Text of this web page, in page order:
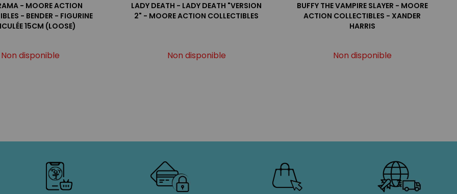
- MOORE ACTION
- BENDER - FIGURINE
15CM (LOOSE)
Non disponible
LADY DEATH - LADY DEATH "VERSION
2" - MOORE ACTION COLLECTIBLES
Non disponible
BUFFY THE VAMPIRE SLAYER - MOORE
ACTION COLLECTIBLES - XANDER
HARRIS
Non disponible